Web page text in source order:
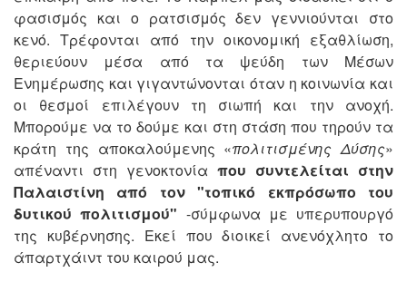
φασισμός και ο ρατσισμός δεν γεννιούνται στο
κενό. Τρέφονται από την οικονομική εξαθλίωση,
θεριεύουν μέσα από τα ψεύδη των Μέσων
Ενημέρωσης και γιγαντώνονται όταν η κοινωνία και
οι θεσμοί επιλέγουν τη σιωπή και την ανοχή.
Μπορούμε να το δούμε και στη στάση που τηρούν τα
κράτη της αποκαλούμενης «πολιτισμένης Δύσης»
απέναντι στη γενοκτονία που συντελείται στην
Παλαιστίνη από τον "τοπικό εκπρόσωπο του
δυτικού πολιτισμού" -σύμφωνα με υπερυπουργό
της κυβέρνησης. Εκεί που διοικεί ανενόχλητο το
άπαρτχάιντ του καιρού μας.